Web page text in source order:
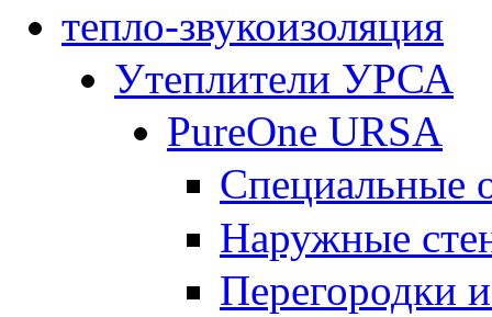
тепло-звукоизоляция
Утеплители УРСА
PureOne URSA
Специальные
Наружные
Перегородки